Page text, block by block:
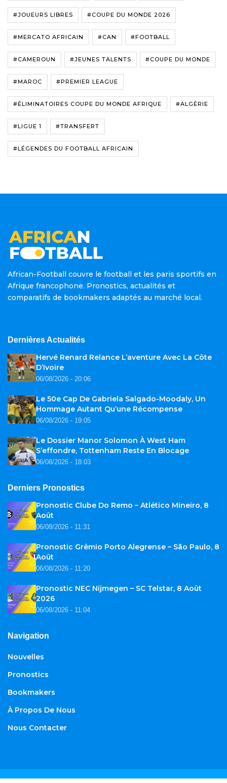
#JOUEURS LIBRES #COUPE DU MONDE 2026
#MERCATO AFRICAIN #CAN #FOOTBALL
#CAMEROUN #JEUNES TALENTS #COUPE DU MONDE
#MAROC #PREMIER LEAGUE
#ÉLIMINATOIRES COUPE DU MONDE AFRIQUE #ALGÉRIE
#LIGUE 1 #TRANSFERT
#LÉGENDES DU FOOTBALL AFRICAIN
African-Football couvre le football et les paris sportifs en
Afrique francophone. Pronostics, actualités et
comparatifs de bookmakers adaptés au marché local.
Dernières Actualités
Hervé Renard Relance L’aventure Avec La Côte
D’Ivoire
06/08/2026 - 20:06
Le 50e Cap De Gabriela Salgado-Moodaly, Un
Hommage Autant Qu’une Récompense
06/08/2026 - 19:05
Le Dossier Manor Solomon À West Ham
S’effondre, Tottenham Reste En Blocage
06/08/2026 - 18:03
Derniers Pronostics
Pronostic Clube Do Remo – Atlético Mineiro, 8
Août
06/08/2026 - 11:31
Pronostic Grêmio Porto Alegrense – São Paulo, 8
Août
06/08/2026 - 11:20
Pronostic NEC Nijmegen – SC Telstar, 8 Août
2026
06/08/2026 - 11:04
Navigation
Nouvelles
Pronostics
Bookmakers
À Propos De Nous
Nous Contacter